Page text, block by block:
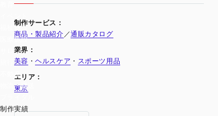
福祉施設
医療施設
サロン
不動産
物流・運送
制作実績
制作サービス：
商品・製品紹介 ／通販カタログ
業界：
美容 ・ヘルスケア ・ スポーツ用品
エリア：
東京